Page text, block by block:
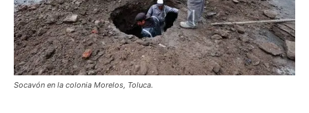
Socavón en la colonia Morelos, Toluca.